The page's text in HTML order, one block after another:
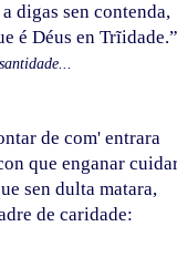
digas sen contenda,
é Déus en Trĩidade.”
de com' entrara
que enganar
sen dulta matara,
de caridade: